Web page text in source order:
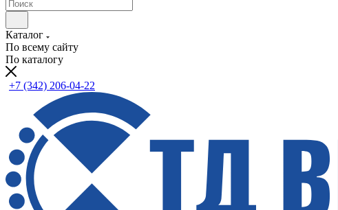
Каталог
По всему сайту
По каталогу
+7 (342) 206-04-22